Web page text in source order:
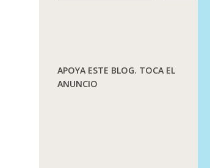
APOYA ESTE BLOG. TOCA EL
ANUNCIO